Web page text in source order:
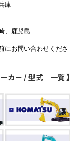
庫
、鹿児島
にお問い合わせくださ
カー / 型式 一覧 】